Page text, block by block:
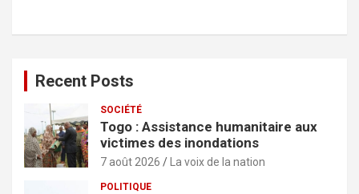
h
Recent Posts
SOCIÉTÉ
Togo : Assistance humanitaire aux
victimes des inondations
7 août 2026 La voix de la nation
POLITIQUE